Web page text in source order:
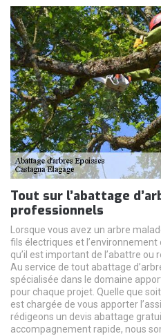
Tout sur l’abattage
professionnels
Lorsque vous avez un arbre
fils électriques et
qu’il est important de l’abattre ou
Au service de tout abattage
spécialisée dans le domaine
pour chaque projet. Quelle que
est chargée de vous apporter
rédigeons un devis abattage
accompagnement rapide, nous